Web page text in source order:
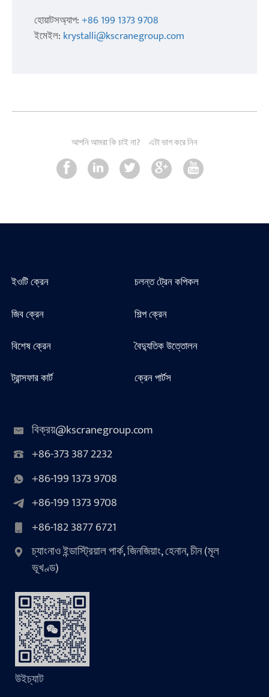
হোয়াটসঅ্যাপ:+86 199 1373 9708
ইমেইল: krystalli@kscranegroup.com
আপনি আমরা কি চাই না? এটা ভাগ করে নিন
ইওটি ক্রেন
চলন্ত ট্রেন কপিকল
জিব ক্রেন
শিল্প ক্রেন
বিশেষ ক্রেন
বৈদ্যুতিক উত্তোলন
ট্রান্সফার কার্ট
ক্রেন পার্টস
বিক্রয়@kscranegroup.com
+86-373 387 2232
+86-199 1373 9708
+86-199 1373 9708
+86-182 3877 6721
চ্যাংনাও ইন্ডাস্ট্রিয়াল পার্ক, জিনজিয়াং, হেনান, চীন (মূল
ভূখণ্ড)
উইচ্যাট